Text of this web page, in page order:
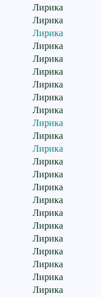
Лирика
Лирика
Лирика
Лирика
Лирика
Лирика
Лирика
Лирика
Лирика
Лирика
Лирика
Лирика
Лирика
Лирика
Лирика
Лирика
Лирика
Лирика
Лирика
Лирика
Лирика
Лирика
Лирика